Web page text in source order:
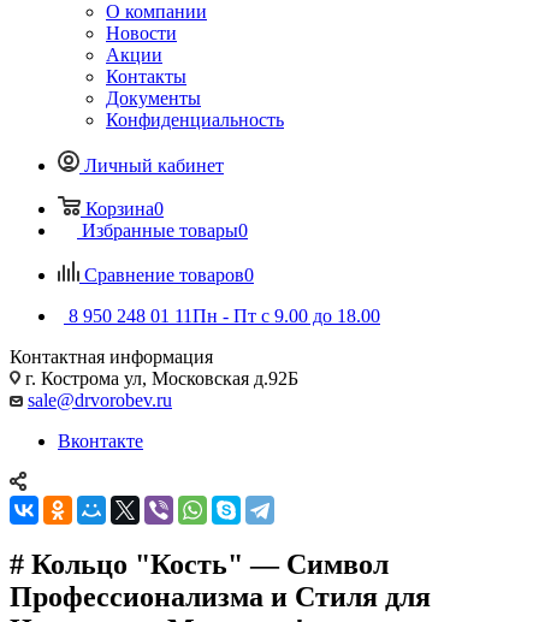
О компании
Новости
Акции
Контакты
Документы
Конфиденциальность
Личный кабинет
Корзина0
Избранные товары0
Сравнение товаров0
8 950 248 01 11Пн - Пт с 9.00 до 18.00
Контактная информация
г. Кострома ул, Московская д.92Б
sale@drvorobev.ru
Вконтакте
# Кольцо "Кость" — Символ
Профессионализма и Стиля для